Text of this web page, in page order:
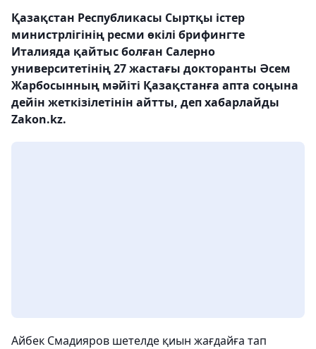
Қазақстан Республикасы Сыртқы істер
министрлігінің ресми өкілі брифингте
Италияда қайтыс болған Салерно
университетінің 27 жастағы докторанты Әсем
Жарбосынның мәйіті Қазақстанға апта соңына
дейін жеткізілетінін айтты, деп хабарлайды
Zakon.kz.
Айбек Смадияров шетелде қиын жағдайға тап